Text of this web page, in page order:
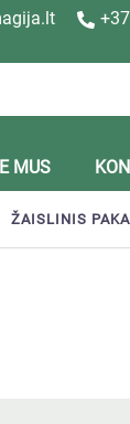
MUS
ŽAISLINIS